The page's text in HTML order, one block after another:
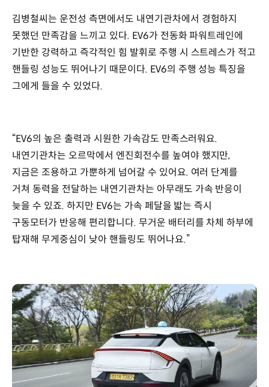
김병철씨는 운전성 측면에서도 내연기관차에서 경험하지
못했던 만족감을 느끼고 있다. EV6가 전동화 파워트레인에
기반한 강력하고 즉각적인 힘 발휘로 주행 시 스트레스가 적고
핸들링 성능도 뛰어나기 때문이다. EV6의 주행 성능 특징을
그에게 들을 수 있었다.
“EV6의 높은 출력과 시원한 가속감도 만족스러워요.
내연기관차는 오르막에서 엔진회전수를 높여야 했지만,
지금은 조용하고 가뿐하게 넘어갈 수 있어요. 여러 단계를
거쳐 동력을 전달하는 내연기관차는 아무래도 가속 반응이
늦을 수 있죠. 하지만 EV6는 가속 페달을 밟는 즉시
구동모터가 반응해 편리합니다. 무거운 배터리를 차체 하부에
탑재해 무게중심이 낮아 핸들링도 뛰어나요.”